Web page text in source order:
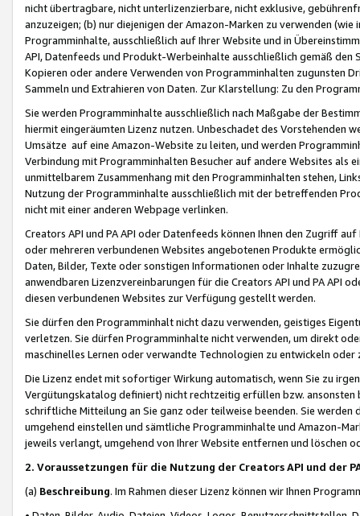
nicht übertragbare, nicht unterlizenzierbare, nicht exklusive,
anzuzeigen; (b) nur diejenigen der Amazon-Marken zu verwenden
Programminhalte, ausschließlich auf Ihrer Website und in
API, Datenfeeds und Produkt-Werbeinhalte ausschließlich gemäß
Kopieren oder andere Verwenden von Programminhalten zugunsten
Sammeln und Extrahieren von Daten. Zur Klarstellung: Zu den
Sie werden Programminhalte ausschließlich nach Maßgabe der
hiermit eingeräumten Lizenz nutzen. Unbeschadet des Vorstehenden
Umsätze auf eine Amazon-Website zu leiten, und werden
Verbindung mit Programminhalten Besucher auf andere Websites als
unmittelbarem Zusammenhang mit den Programminhalten stehen,
Nutzung der Programminhalte ausschließlich mit der betreffenden
nicht mit einer anderen Webpage verlinken.
Creators API und PA API oder Datenfeeds können Ihnen den Zugriff
oder mehreren verbundenen Websites angebotenen Produkte
Daten, Bilder, Texte oder sonstigen Informationen oder Inhalte
anwendbaren Lizenzvereinbarungen für die Creators API und PA API
diesen verbundenen Websites zur Verfügung gestellt werden.
Sie dürfen den Programminhalt nicht dazu verwenden, geistiges
verletzen. Sie dürfen Programminhalte nicht verwenden, um direkt
maschinelles Lernen oder verwandte Technologien zu entwickeln
Die Lizenz endet mit sofortiger Wirkung automatisch, wenn Sie zu
Vergütungskatalog definiert) nicht rechtzeitig erfüllen bzw. ansonsten
schriftliche Mitteilung an Sie ganz oder teilweise beenden. Sie werden
umgehend einstellen und sämtliche Programminhalte und Amazon-
jeweils verlangt, umgehend von Ihrer Website entfernen und löschen
2. Voraussetzungen für die Nutzung der Creators API und der
(a) Beschreibung. Im Rahmen dieser Lizenz können wir Ihnen